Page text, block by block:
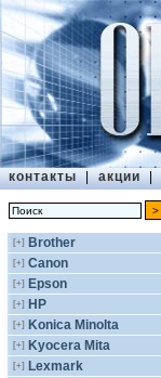
контакты | акции |
[+] Brother
[+] Canon
[+] Epson
[+] HP
[+] Konica Minolta
[+] Kyocera Mita
[+] Lexmark